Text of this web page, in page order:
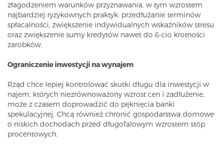
złagodzeniem warunków przyznawania, w tym wzrostem
najbardziej ryzykownych praktyk: przedłużanie terminów
spłacalności, zwiększenie indywidualnych wskaźników stresu
oraz zwiększenie sumy kredytów nawet do 6-cio krotności
zarobków.
Ograniczenie inwestycji na wynajem
Rząd chce lepiej kontrolować skutki długu dla inwestycji w
najem, których niezrównoważony wzrost cen i zadłużenie,
może z czasem doprowadzić do pęknięcia banki
spekulacyjnej. Chcą również chronić gospodarstwa domowe
o niskich dochodach przed długofalowym wzrostem stóp
procentowych.